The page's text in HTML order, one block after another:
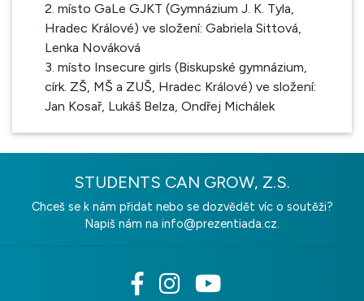
2. místo GaLe GJKT (Gymnázium J. K. Tyla,
Hradec Králové) ve složení: Gabriela Sittová,
Lenka Nováková
3. místo Insecure girls (Biskupské gymnázium,
círk. ZŠ, MŠ a ZUŠ, Hradec Králové) ve složení:
Jan Kosař, Lukáš Belza, Ondřej Michálek
STUDENTS CAN GROW, Z.S.
Chceš se k nám přidat nebo se dozvědět víc o soutěži?
Napiš nám na info@prezentiada.cz.